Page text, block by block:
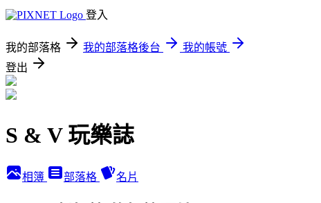
登入
我的部落格 我的部落格後台
我的帳號
登出
S & V 玩樂誌
相簿 部落格 名片